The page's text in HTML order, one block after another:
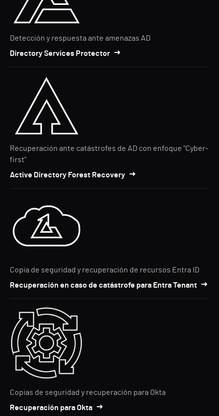
Detección y respuesta ante amenazas AD
Directory Services Protector
Recuperación ante catástrofes de AD con enfoque "Cyber-
first"
Active Directory Forest Recovery
Copia de seguridad y recuperación de recursos Entra ID
Recuperación en caso de catástrofe para Entra Tenant
Copias de seguridad y recuperación para Okta
Recuperación para Okta